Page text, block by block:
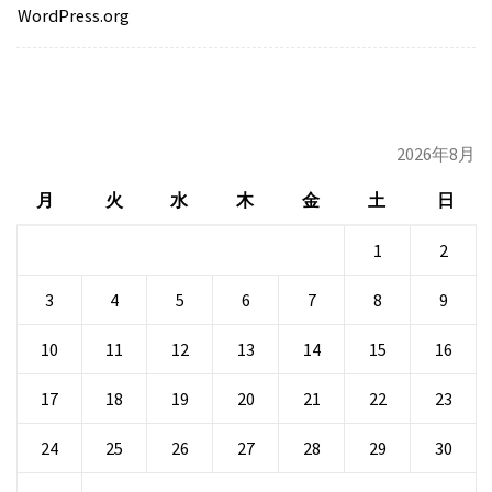
WordPress.org
2026年8月
月 火 水 木 金 土 日
1 2
3 4 5 6 7 8 9
10 11 12 13 14 15 16
17 18 19 20 21 22 23
24 25 26 27 28 29 30